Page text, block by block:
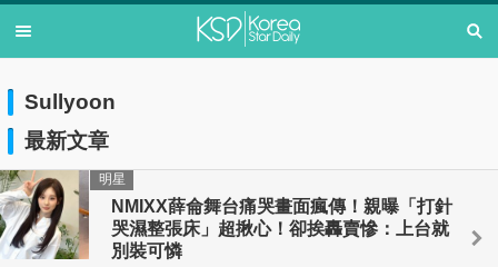
Sullyoon
最新文章
NMIXX薛侖舞台痛哭畫面瘋傳！親曝「打針
哭濕整張床」超揪心！卻挨轟賣慘：上台就
別裝可憐
明星